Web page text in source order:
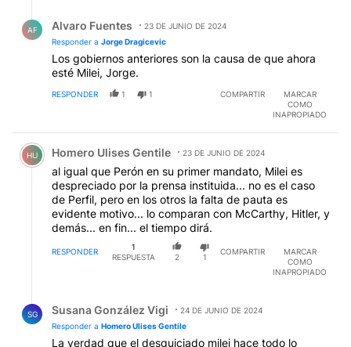
AF Alvaro Fuentes
23 DE JUNIO DE 2024
Responder a Jorge Dragicevic
Los gobiernos anteriores son la causa de que ahora
esté Milei, Jorge.
RESPONDER 1 1 COMPARTIR
MARCAR
COMO
INAPROPIADO
Comentario de Homero Ulises Gentile.
HU Homero Ulises Gentile 23 DE JUNIO DE 2024
al igual que Perón en su primer mandato, Milei es
despreciado por la prensa instituida... no es el caso
de Perfil, pero en los otros la falta de pauta es
evidente motivo... lo comparan con McCarthy, Hitler, y
demás... en fin... el tiempo dirá.
RESPONDER
1
RESPUESTA
2 1
COMPARTIR
MARCAR
COMO
INAPROPIADO
SG Susana González Vigi
24 DE JUNIO DE 2024
Responder a Homero Ulises Gentile
La verdad que el desquiciado milei hace todo lo